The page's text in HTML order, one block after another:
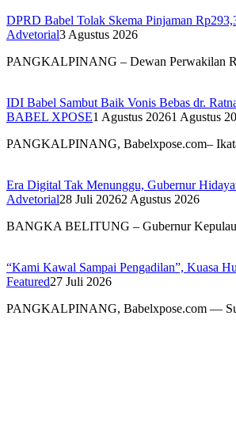
DPRD Babel Tolak Skema Pinjaman
Advetorial3 Agustus 2026
PANGKALPINANG – Dewan Perwakilan
IDI Babel Sambut Baik Vonis Bebas dr.
BABEL XPOSE1 Agustus 20261 Agustus
PANGKALPINANG, Babelxpose.com–
Era Digital Tak Menunggu, Gubernur
Advetorial28 Juli 20262 Agustus 2026
BANGKA BELITUNG – Gubernur
“Kami Kawal Sampai Pengadilan”, Kuasa
Featured27 Juli 2026
PANGKALPINANG, Babelxpose.com —